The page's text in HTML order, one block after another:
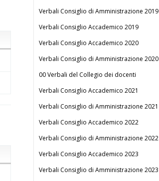
Verbali Consiglio di Amministrazione 2019
Verbali Consiglio Accademico 2019
Verbali Consiglio Accademico 2020
Verbali Consiglio di Amministrazione 2020
00 Verbali del Collegio dei docenti
Verbali Consiglio Accademico 2021
Verbali Consiglio di Amministrazione 2021
Verbali Consiglio Accademico 2022
Verbali Consiglio di Amministrazione 2022
Verbali Consiglio Accademico 2023
Verbali Consiglio di Amministrazione 2023